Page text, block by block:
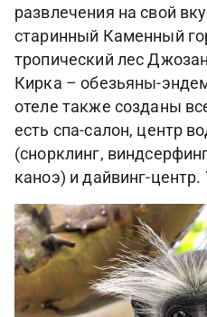
развлечения на свой
старинный Каменный
тропический лес
Кирка – обезьяны-
отеле также созданы
есть спа-салон, центр
(снорклинг,
каноэ) и дайвинг-